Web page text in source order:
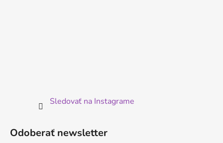
Sledovať na Instagrame
Odoberať newsletter